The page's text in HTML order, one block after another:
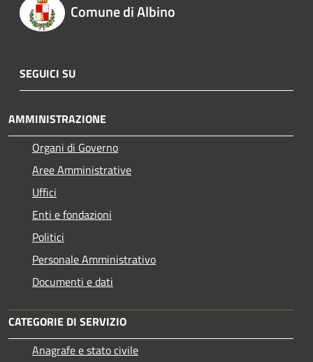
Comune di Albino
SEGUICI SU
AMMINISTRAZIONE
Organi di Governo
Aree Amministrative
Uffici
Enti e fondazioni
Politici
Personale Amministrativo
Documenti e dati
CATEGORIE DI SERVIZIO
Anagrafe e stato civile